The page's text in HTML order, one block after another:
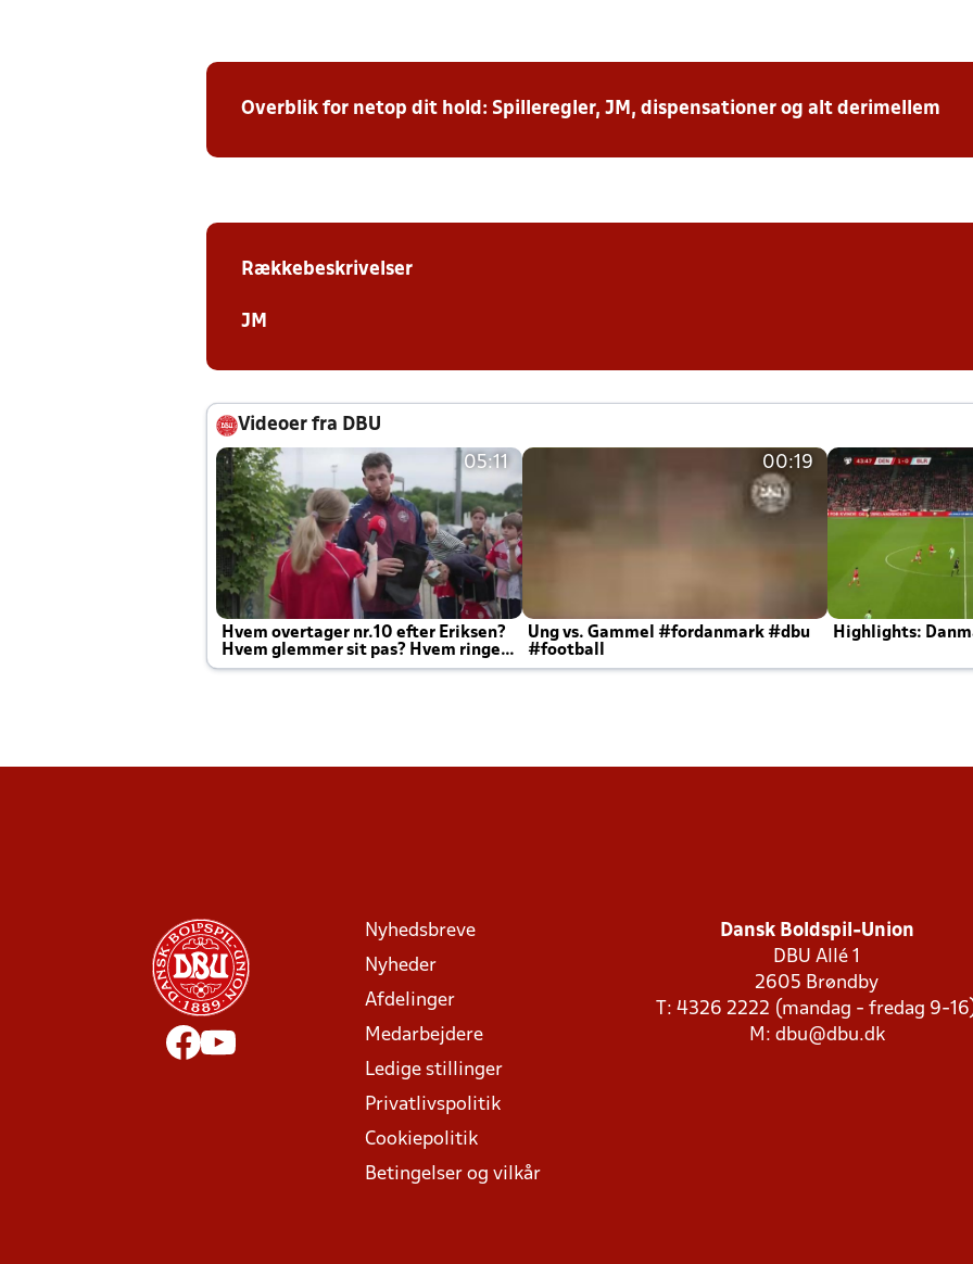
Overblik for netop dit hold: Spilleregler, JM, dispensationer og alt derimellem
Rækkebeskrivelser
JM
Videoer fra DBU
05:11
Hvem overtager nr.10 efter Eriksen?
Hvem glemmer sit pas? Hvem ringer
Joachim altid til efter kampe?
00:19
Ung vs. Gammel #fordanmark #dbu
#football
Highlights:
Nyhedsbreve
Nyheder
Afdelinger
Medarbejdere
Ledige stillinger
Privatlivspolitik
Cookiepolitik
Betingelser og vilkår
Dansk Boldspil-Union
DBU Allé 1
2605 Brøndby
T: 4326 2222 (mandag - fredag 9-
M: dbu@dbu.dk